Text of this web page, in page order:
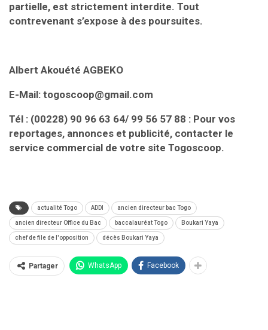
partielle, est strictement interdite. Tout
contrevenant s’expose à des poursuites.
Albert Akouété AGBEKO
E-Mail: togoscoop@gmail.com
Tél : (00228) 90 96 63 64/ 99 56 57 88 : Pour vos
reportages, annonces et publicité, contacter le
service commercial de votre site Togoscoop.
actualité Togo ADDI ancien directeur bac Togo
ancien directeur Office du Bac baccalauréat Togo Boukari Yaya
chef de file de l'opposition décès Boukari Yaya
Partager WhatsApp Facebook